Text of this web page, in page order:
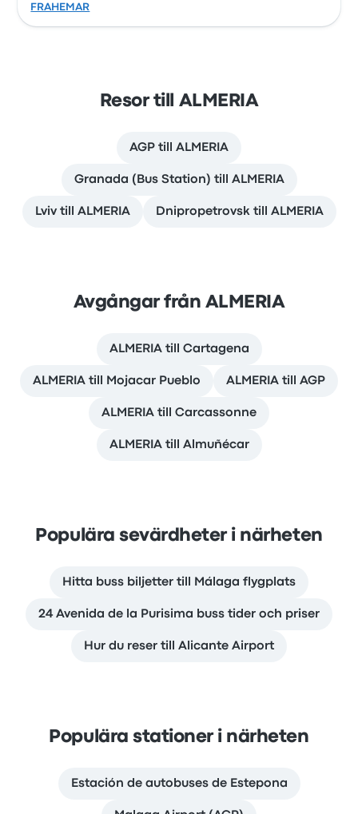
FRAHEMAR
Resor till ALMERIA
AGP till ALMERIA
Granada (Bus Station) till ALMERIA
Lviv till ALMERIA Dnipropetrovsk till ALMERIA
Avgångar från ALMERIA
ALMERIA till Cartagena
ALMERIA till Mojacar Pueblo ALMERIA till AGP
ALMERIA till Carcassonne
ALMERIA till Almuñécar
Populära sevärdheter i närheten
Hitta buss biljetter till Málaga flygplats
24 Avenida de la Purisima buss tider och priser
Hur du reser till Alicante Airport
Populära stationer i närheten
Estación de autobuses de Estepona